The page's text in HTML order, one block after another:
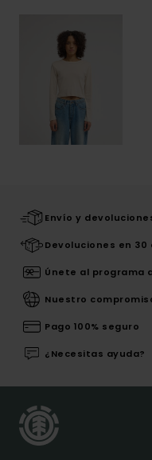
Envío y
Devoluciones en 30
Únete al programa
Nuestro
Pago 100% seguro
¿Necesitas ayuda?